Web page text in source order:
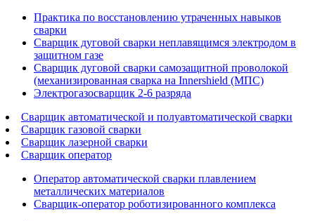
Практика по восстановлению утраченных навыков
сварки
Сварщик дуговой сварки неплавящимся электродом в
защитном газе
Сварщик дуговой сварки самозащитной проволокой
(механизированная сварка на Innershield (МПС)
Электрогазосварщик 2-6 разряда
Сварщик автоматической и полуавтоматической сварки
Сварщик газовой сварки
Сварщик лазерной сварки
Сварщик оператор
Оператор автоматической сварки плавлением
металлических материалов
Сварщик-оператор роботизированного комплекса